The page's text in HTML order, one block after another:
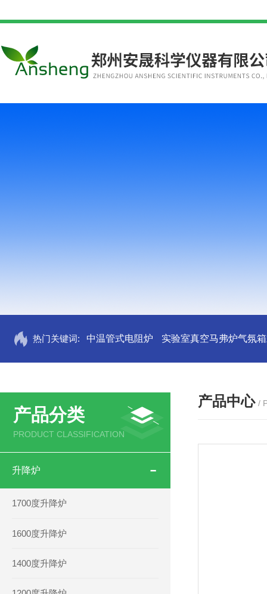
热门关键词: 中温管式电阻炉 实验室真空马弗炉气氛
产品分类
PRODUCT CLASSIFICATION
升降炉
1700度升降炉
1600度升降炉
1400度升降炉
产品中心 /